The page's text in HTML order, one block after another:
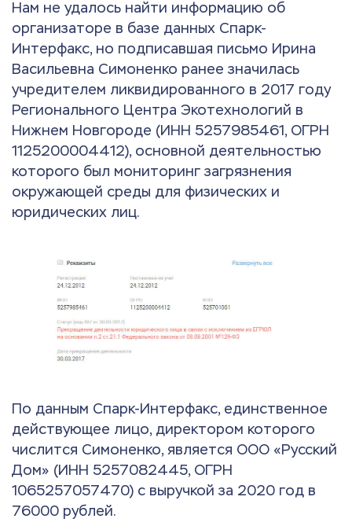
Нам не удалось найти информацию об
организаторе в базе данных Спарк-
Интерфакс, но подписавшая письмо Ирина
Васильевна Симоненко ранее значилась
учредителем ликвидированного в 2017 году
Регионального Центра Экотехнологий в
Нижнем Новгороде (ИНН 5257985461, ОГРН
1125200004412), основной деятельностью
которого был мониторинг загрязнения
окружающей среды для физических и
юридических лиц.
По данным Спарк-Интерфакс, единственное
действующее лицо, директором которого
числится Симоненко, является ООО «Русский
Дом» (ИНН 5257082445, ОГРН
1065257057470) с выручкой за 2020 год в
76000 рублей.